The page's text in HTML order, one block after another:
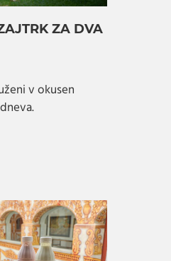
ZA DVA
v okusen